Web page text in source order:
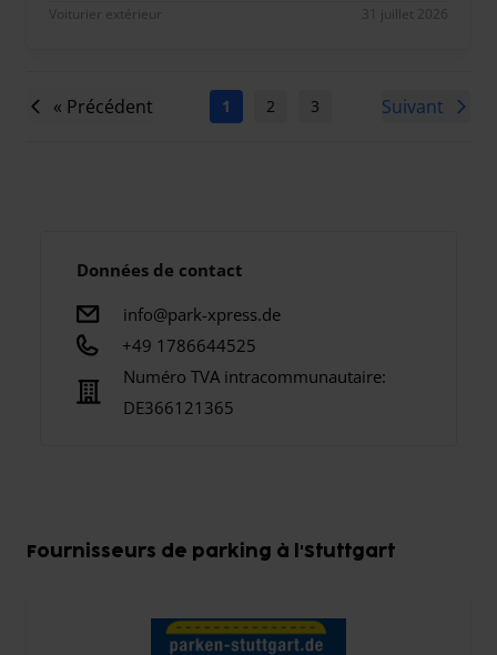
Voiturier extérieur 31 juillet 2026
« Précédent 1 2 3 5
Suivant
Données de contact
info@park-xpress.de
+49 1786644525
Numéro TVA intracommunautaire:
DE366121365
Fournisseurs de parking à l'Stuttgart